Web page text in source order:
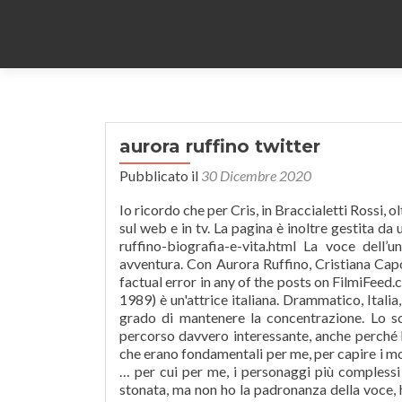
aurora ruffino twitter
Pubblicato il 30 Dicembre 2020
Io ricordo che per Cris, in Braccialetti Rossi, oltre tutte Nuovi abbozzi di fiction spuntano in questo periodo natalizio, sul web e in tv. La pagina è inoltre gestita da un amministratore. https://www.gossippiu.com/2016/10/chi-e-aurora-ruffino-biografia-e-vita.html La voce dell’undicenne Rocco ci guida alla scoperta di alcuni suoi compagni di avventura. Con Aurora Ruffino, Cristiana Capotondi, Eugenio Franceschini, Greta Ferro, Stefano Fregni. To report a factual error in any of the posts on FilmiFeed.com, please use this form. Interviste. Aurora Ruffino (Torino, 22 maggio 1989) è un'attrice italiana. Drammatico, Italia, 2021. Tante sono le persone che lavorano intorno e bisogna essere in grado di mantenere la concentrazione. Lo scrivevo come se fossi stata io Cris in prima persona, ed è stato un percorso davvero interessante, anche perché ho potuto scoprire cose su di lei che non c’erano in sceneggiatura ma che erano fondamentali per me, per capire i motivi, il perché lei si ritrovasse a 17 anni in ospedale, malata di anoressia … per cui per me, i personaggi più complessi sono i più belli ed anche i più interessanti da interpretare. Non sono stonata, ma non ho la padronanza della voce, ho fatto tante lezioni di canto ma non riesco, però sono molto portata per il ballo, io amo ballare, il ballo è la mia prima passione, il mio primo amore,viene prima della recitazione è la mia difesa, non canto ma posso ballare! DM su Google+. Millennials is a generation who grew up with computers, internet and social networks. All'età di 5 anni perde la madre, deceduta per dare alla luce il sesto figlio, mentre il padre abbandona tutta la prole. Aurora Ruffino è un attrice italiana. The 1980s was the decade of big hair, big phones, pastel suits, Cabbage Patch Kids, Rubik’s cubes, … Il set è fatto di confusione, per l’appunto, è normalità, e la capacità di un attore deve essere anche quella disapersi isolare mentalmente. Io ci tengo molto a fare progetti che diano un messaggio, che favoriscano la comunicazione, la connessione con il pubblico che in qualche modo possa stimolare ad un pensiero diverso, ad un cambiamento, questo è il desiderio che io ho maggiormente a cuore, ed è il motivo per cui io voglio fare questo mestiere. Check below for more deets about Aurora Ruffino. Sul set de “La solitudine dei numeri primi”, ero un po’ spaesata, un pulcino “impaurito” ma con belle emozioni. Aurora Ruffino la ragione di tutto. Aurora Ruffino is part of a Millennial Generation (also known as Generation Y). Aurora Ruffino is turning 32 in Aurora was born in the 1980s. As in 2020, Aurora Ruffino‘s age is * years. La mia “vera” difficoltà, però, l’ho iniziata a percepire nella mia prima serie, ovvero “Questo nostro amore” perché è stata la mia prima serie in assoluto e lì i tempi sono molto stretti rispetto al cinema, e le prime difficoltà sono state riscontrate nel dover pensare a tante cose insieme; ad esempio tu devi saper guardare un segno e mentre reciti devi capire proprio quel segno, guardare le luci,cercare di non fare determinati movimenti, vengono richieste tante cose insieme e questa è stata la mia prima difficoltà vera, ampiamente superata perché ho imparato a gestire tutto quanto e poi è filato liscio. Aurora Ruffino was born in Turin, the fourth of six children, but was raised in Druento, where she attended elementary and middle school. We are parsing more detailed wiki about Aurora Ruffino that we will modernise within 24 to 48 hours. Sono indecisa tra Leonardo Di Caprio e Hugh Jackman…e sarebbe una bellissima cena! At age 5 she was orphaned when her mother died in … You can also use the follwoing email to report directly: Your email address will not be published. che si ricoprono. You can also edit or add factual information about the Aurora Ruffino), To report